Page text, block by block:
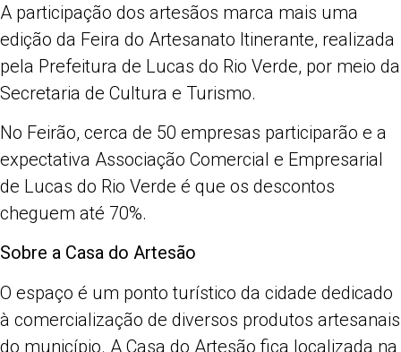
A participação dos artesãos marca mais uma
edição da Feira do Artesanato Itinerante, realizada
pela Prefeitura de Lucas do Rio Verde, por meio da
Secretaria de Cultura e Turismo.
No Feirão, cerca de 50 empresas participarão e a
expectativa Associação Comercial e Empresarial
de Lucas do Rio Verde é que os descontos
cheguem até 70%.
Sobre a Casa do Artesão
O espaço é um ponto turístico da cidade dedicado
à comercialização de diversos produtos artesanais
do município. A Casa do Artesão fica localizada na